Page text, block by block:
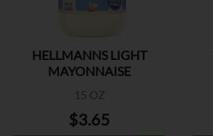
HELLMANNS LIGHT
MAYONNAISE
15 OZ
$3.65